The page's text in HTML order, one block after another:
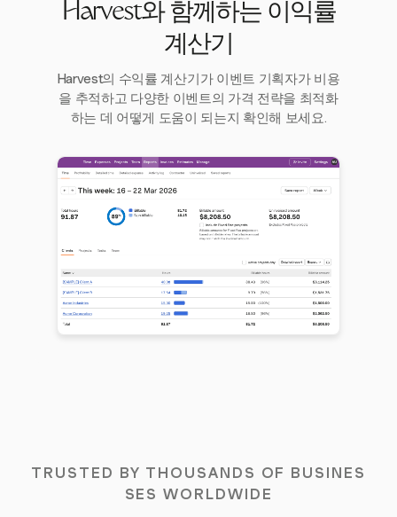
Harvest와 함께하는 이익률
계산기
Harvest의 수익률 계산기가 이벤트 기획자가 비용
을 추적하고 다양한 이벤트의 가격 전략을 최적화
하는 데 어떻게 도움이 되는지 확인해 보세요.
TRUSTED BY THOUSANDS OF BUSINES
SES WORLDWIDE